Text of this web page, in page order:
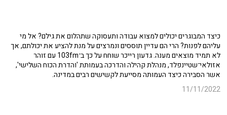
כיצד המבוגרים יכולים למצוא עבודה ותעסוקה שתהלום את גילם? אל מי
עליהם לפנות? הרי הם עדיין תוססים ונמרצים על מנת להציע את יכולתם, אך
לא תמיד מוצאים מענה. גדעון רייכר שוחח על כך ב־103fm עם זוהר
אזולאי־שטיינפלד, מנהלת קהילה והדרכה בעמותת 'והדרת הכוח השלישי',
אשר הסבירה כיצד העמותה מסייעת לקשישים רבים במדינה.
11/11/2022